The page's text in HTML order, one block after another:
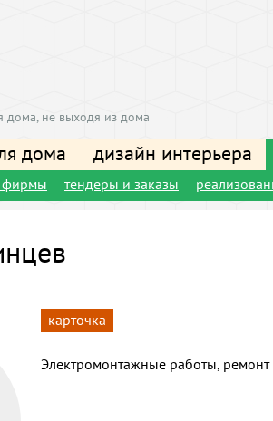
дома, не выходя из дома
дома дизайн интерьера
фирмы тендеры и заказы
карточка
Электромонтажные работы, ремонт